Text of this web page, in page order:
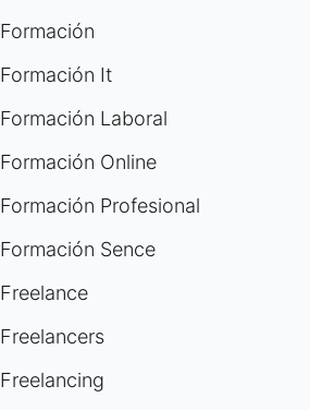
Formación
Formación It
Formación Laboral
Formación Online
Formación Profesional
Formación Sence
Freelance
Freelancers
Freelancing